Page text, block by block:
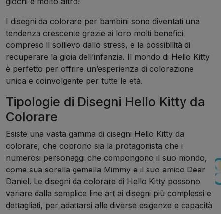
I disegni da colorare per bambini sono diventati una
tendenza crescente grazie ai loro molti benefici,
compreso il sollievo dallo stress, e la possibilità di
recuperare la gioia dell’infanzia. Il mondo di Hello Kitty
è perfetto per offrire un’esperienza di colorazione
unica e coinvolgente per tutte le età.
Tipologie di Disegni Hello Kitty da
Colorare
Esiste una vasta gamma di disegni Hello Kitty da
colorare, che coprono sia la protagonista che i
numerosi personaggi che compongono il suo mondo,
come sua sorella gemella Mimmy e il suo amico Dear
Daniel. Le disegni da colorare di Hello Kitty possono
variare dalla semplice line art ai disegni più complessi e
dettagliati, per adattarsi alle diverse esigenze e capacità